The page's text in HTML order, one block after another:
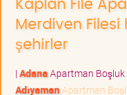
Kaplan File
Merdiven
şehirler
| AdanaApartman Boşluk
AdıyamanApartman